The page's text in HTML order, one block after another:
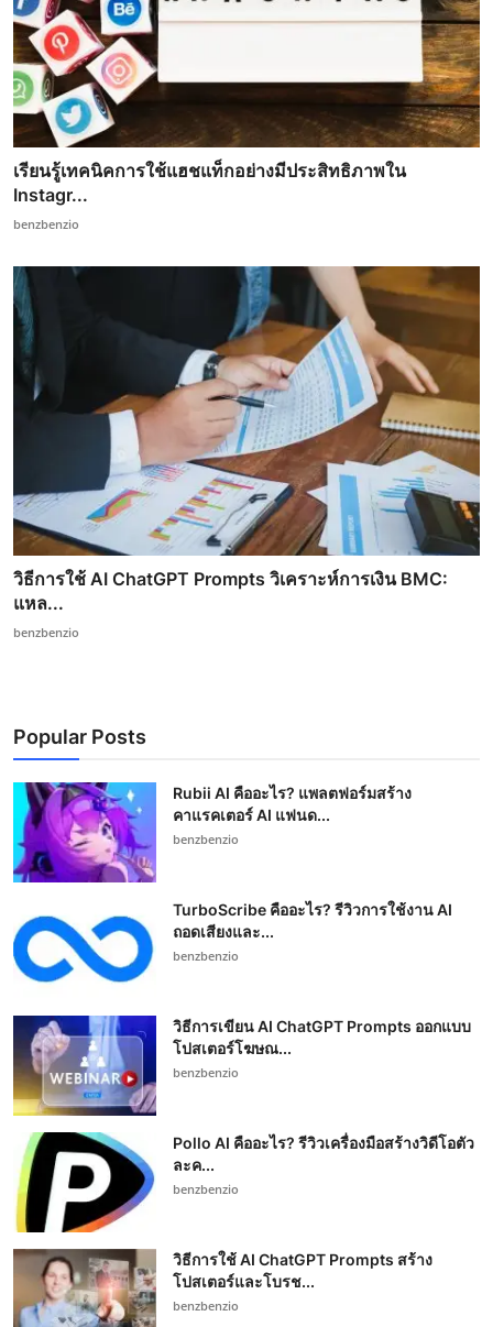
เรียนรู้เทคนิคการใช้แฮชแท็กอย่างมีประสิทธิภาพใน
Instagr...
benzbenzio
วิธีการใช้ AI ChatGPT Prompts วิเคราะห์การเงิน BMC:
แหล...
benzbenzio
Popular Posts
Rubii AI คืออะไร? แพลตฟอร์มสร้าง
คาแรคเตอร์ AI แฟนด...
benzbenzio
TurboScribe คืออะไร? รีวิวการใช้งาน AI
ถอดเสียงและ...
benzbenzio
วิธีการเขียน AI ChatGPT Prompts ออกแบบ
โปสเตอร์โฆษณ...
benzbenzio
Pollo AI คืออะไร? รีวิวเครื่องมือสร้างวิดีโอตัว
ละค...
benzbenzio
วิธีการใช้ AI ChatGPT Prompts สร้าง
โปสเตอร์และโบรช...
benzbenzio